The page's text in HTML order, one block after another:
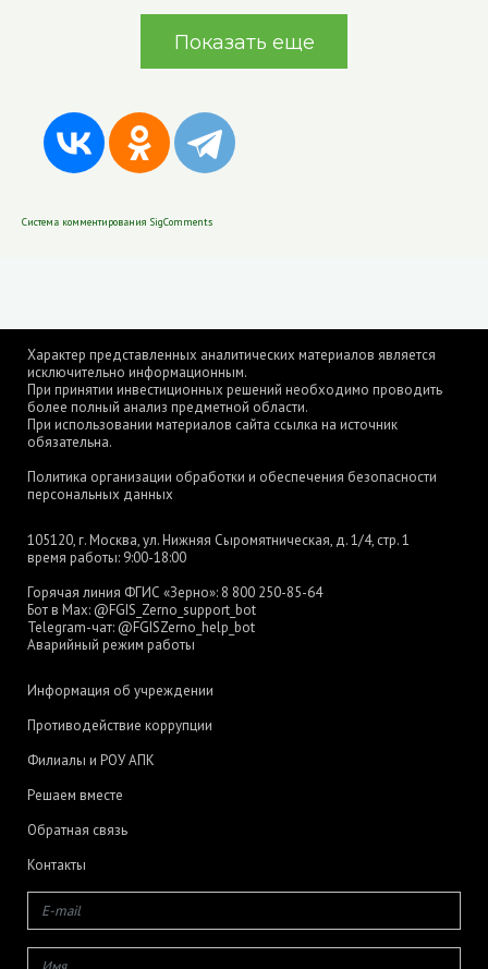
Показать еще
Система комментирования SigComments
Характер представленных аналитических материалов является
исключительно информационным.
При принятии инвестиционных решений необходимо проводить
более полный анализ предметной области.
При использовании материалов сайта ссылка на источник
обязательна.
Политика организации обработки и обеспечения безопасности
персональных данных
105120, г. Москва, ул. Нижняя Сыромятническая, д. 1/4, стр. 1
время работы: 9:00-18:00
Горячая линия ФГИС «Зерно»: 8 800 250-85-64
Бот в Max: @FGIS_Zerno_support_bot
Telegram-чат: @FGISZerno_help_bot
Аварийный режим работы
Информация об учреждении
Противодействие коррупции
Филиалы и РОУ АПК
Решаем вместе
Обратная связь
Контакты